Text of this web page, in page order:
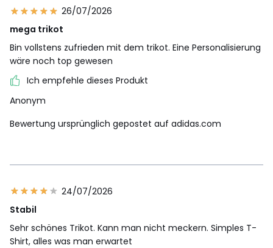
26/07/2026
mega trikot
Bin vollstens zufrieden mit dem trikot. Eine Personalisierung
wäre noch top gewesen
Ich empfehle dieses Produkt
Anonym
Bewertung ursprünglich gepostet auf adidas.com
24/07/2026
Stabil
Sehr schönes Trikot. Kann man nicht meckern. Simples T-
Shirt, alles was man erwartet